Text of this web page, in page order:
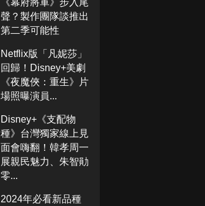
《幕府將軍》步入尾
聲？製作團隊談推出
第二季可能性
Netflix版「凡妮莎」
回歸！Disney+美劇
《夜魔俠：重生》片
場照曝演員...
Disney+《支配物
種》台灣獨家線上見
面會嗨翻！韓孝周一
展親民魅力、朱智勛
零...
2024年必看新品種